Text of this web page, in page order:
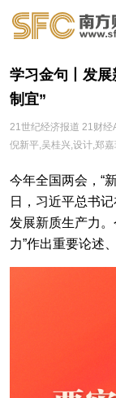
学习金句丨发
制宜”
21世纪经济报道 21财经
倪新平,吴桂兴,设计,郑嘉
今年全国两会，“
日，习近平总书
发展新质生产力
力”作出重要论述